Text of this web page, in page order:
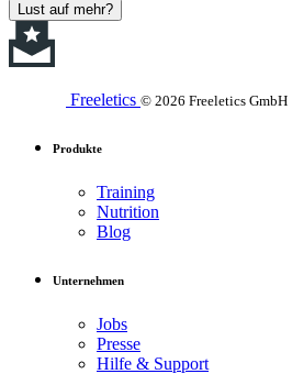
Lust auf mehr?
Freeletics © 2026 Freeletics GmbH
Produkte
Training
Nutrition
Blog
Unternehmen
Jobs
Presse
Hilfe & Support